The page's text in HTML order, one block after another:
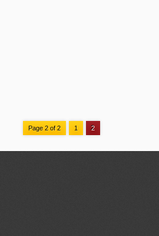
Page 2 of 2 1 2